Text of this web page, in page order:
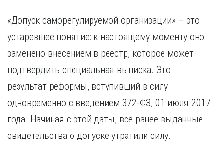
«Допуск саморегулируемой организации» – это
устаревшее понятие: к настоящему моменту оно
заменено внесением в реестр, которое может
подтвердить специальная выписка. Это
результат реформы, вступивший в силу
одновременно с введением 372-ФЗ, 01 июля 2017
года. Начиная с этой даты, все ранее выданные
свидетельства о допуске утратили силу.